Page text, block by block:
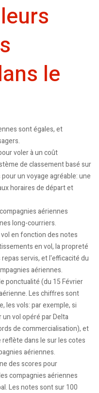
le
sont égales, et
voler à un coût
de classement basé sur
un voyage agréable: une
horaires de départ et
aériennes
long-courriers.
en fonction des notes
en vol, la propreté
servis, et l'efficacité du
aériennes.
ponctualité (du 15 Février
Les chiffres sont
les vols: par exemple, si
vol opéré par Delta
de commercialisation), et
dans le sur les cotes
aériennes.
des scores pour
compagnies aériennes
Les notes sont sur 100